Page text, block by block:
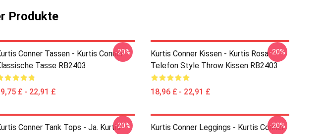
Produkte
Conner Tassen - Kurtis Conner
Tasse RB2403
£ - 22,91 £
-20%
Kurtis Conner Kissen - Kurtis Rosa
Telefon Style Throw Kissen RB2403
18,96 £ - 22,91 £
-20%
Conner Tank Tops - Ja. Kurtis-20%
Kurtis Conner Leggings - Kurtis Conner
-20%